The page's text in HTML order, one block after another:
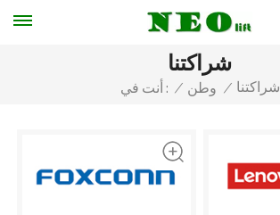
شراكتنا
أنت في : / وطن / شراكتنا